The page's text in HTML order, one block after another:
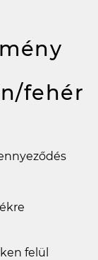
fehér
felül